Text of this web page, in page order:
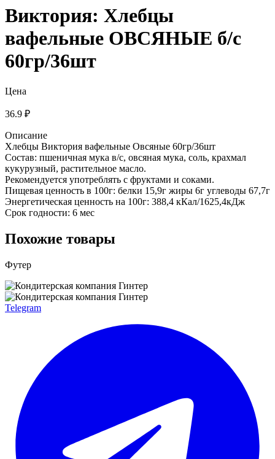
Виктория: Хлебцы
вафельные ОВСЯНЫЕ б/с
60гр/36шт
Цена
36.9 ₽
Описание
Хлебцы Виктория вафельные Овсяные 60гр/36шт
Состав: пшеничная мука в/с, овсяная мука, соль, крахмал
кукурузный, растительное масло.
Рекомендуется употреблять с фруктами и соками.
Пищевая ценность в 100г: белки 15,9г жиры 6г углеводы 67,7г
Энергетическая ценность на 100г: 388,4 кКал/1625,4кДж
Срок годности: 6 мес
Похожие товары
Футер
Telegram